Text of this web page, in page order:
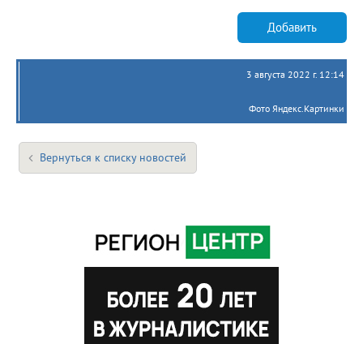
Добавить
3 августа 2022 г. 12:14
Фото Яндекс.Картинки
Вернуться к списку новостей